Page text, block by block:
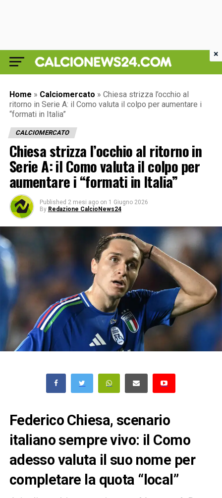
Home » Calciomercato » Chiesa strizza l’occhio al
ritorno in Serie A: il Como valuta il colpo per aumentare i
“formati in Italia”
CALCIOMERCATO
Chiesa strizza l’occhio al ritorno in
Serie A: il Como valuta il colpo per
aumentare i “formati in Italia”
Published 2 mesi ago on 1 Giugno 2026
By Redazione CalcioNews24
Federico Chiesa, scenario
italiano sempre vivo: il Como
adesso valuta il suo nome per
completare la quota “local”
×